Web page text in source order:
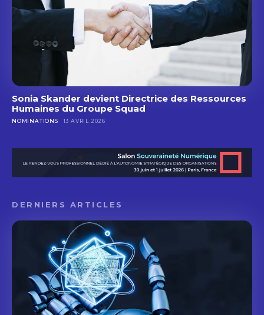
Sonia Skander devient Directrice des Ressources
Humaines du Groupe Squad
NOMINATIONS 13 AVRIL 2026
DERNIERS ARTICLES